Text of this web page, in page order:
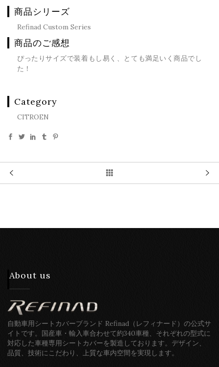
商品シリーズ
Refinad Custom Series
商品のご感想
ぴったりサイズで装着もし易く、とても満足いく商品でし
た！
Category
CITROEN
About us
自動車用シートカバーブランド Refinad（レフィナード）の公式サ
イトです。国産車・輸入車合わせて約340車種、それぞれの型式に
対応した車種専用シートカバーを製造しております。デザイン、
品質、技術にこだわり、上質な車内空間を実現します。